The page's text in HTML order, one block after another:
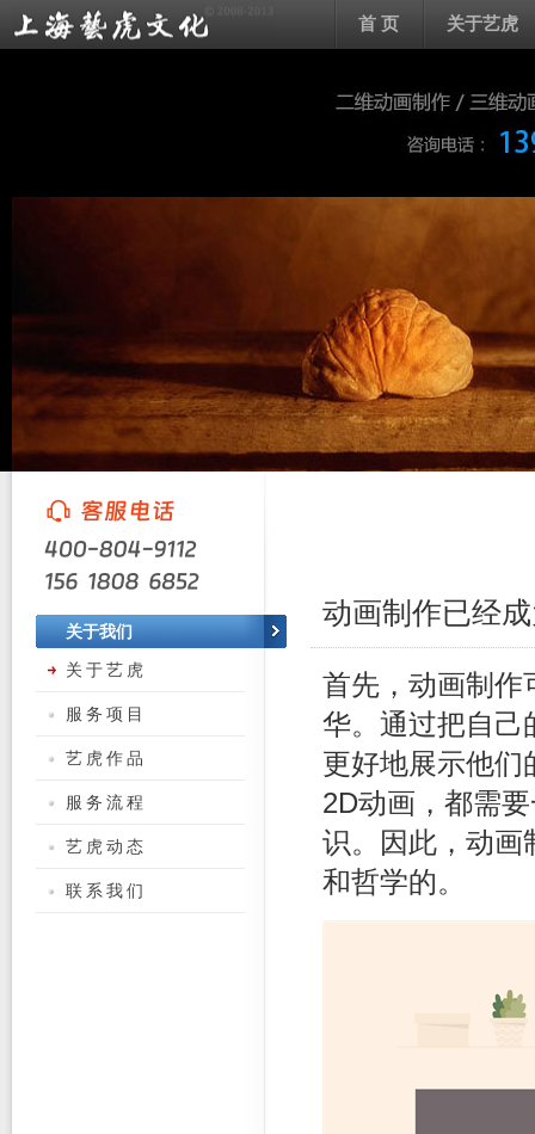
首 页 关于艺虎
动画制作已经
首先，动画制作
华。通过把自己
更好地展示他们
2D动画，都需
识。因此，动画
和哲学的。
关于我们
关于艺虎
服务项目
艺虎作品
服务流程
艺虎动态
联系我们